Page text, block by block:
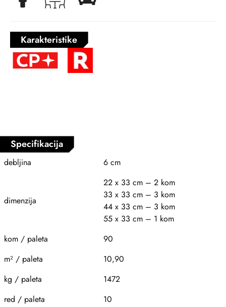
Karakteristike
Specifikacija
debljina 6 cm
dimenzija
22 x 33 cm – 2 kom
33 x 33 cm – 3 kom
44 x 33 cm – 3 kom
55 x 33 cm – 1 kom
kom / paleta
90
m² / paleta
10,90
kg / paleta
1472
red / paleta
10